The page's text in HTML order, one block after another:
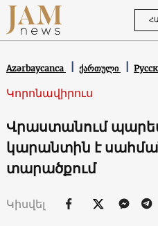
Azərbaycanca ქართული
Կորոնավիրուս
Վրաստանում
կարանտին է
տարածքում
Կիսվել